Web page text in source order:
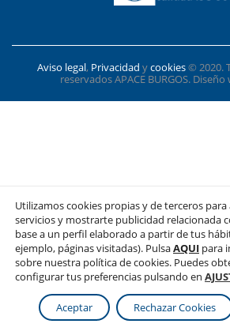
Aviso legal, Privacidad ycookies© 2020.
reservados APACE BURGOS. Diseño
Utilizamos cookies propias y de terceros
servicios y mostrarte publicidad relacionada
base a un perfil elaborado a partir de tus
ejemplo, páginas visitadas). PulsaAQUI para
sobre nuestra política de cookies. Puedes
configurar tus preferencias pulsando en
Aceptar Rechazar Cookies